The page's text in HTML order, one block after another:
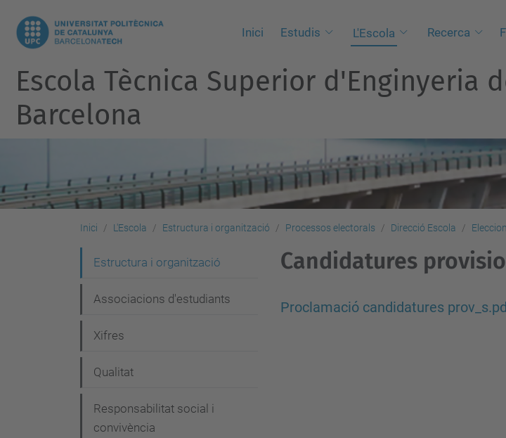
Inici Estudis L'Escola Recerca
Escola Tècnica Superior d'Enginyeria
Barcelona
Inici L'Escola Estructura i organització Processos electorals Direcció Escola
Candidatures
Proclamació candidatures
a
v
g
a
Estructura i organització
Associacions d'estudiants
Xifres
Qualitat
Responsabilitat social i
convivència